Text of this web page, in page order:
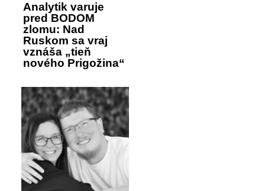
Analytik varuje
pred BODOM
zlomu: Nad
Ruskom sa vraj
vznáša „tieň
nového Prigožina“